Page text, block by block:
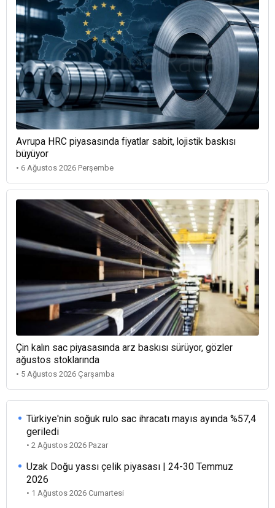
Avrupa HRC piyasasında fiyatlar sabit, lojistik baskısı
büyüyor
• 6 Ağustos 2026 Perşembe
Çin kalın sac piyasasında arz baskısı sürüyor, gözler
ağustos stoklarında
• 5 Ağustos 2026 Çarşamba
Türkiye'nin soğuk rulo sac ihracatı mayıs ayında %57,4
geriledi
• 2 Ağustos 2026 Pazar
Uzak Doğu yassı çelik piyasası | 24-30 Temmuz
2026
• 1 Ağustos 2026 Cumartesi